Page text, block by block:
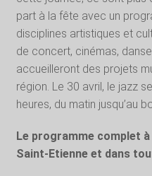
part à la fête avec un
disciplines artistiques et
de concert, cinémas,
accueilleront des projets
région. Le 30 avril, le jazz
heures, du matin jusqu’au
Le programme complet
Saint-Etienne et dans